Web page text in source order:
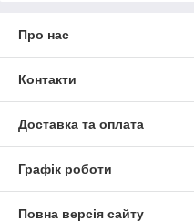
Про нас
Контакти
Доставка та оплата
Графік роботи
Повна версія сайту